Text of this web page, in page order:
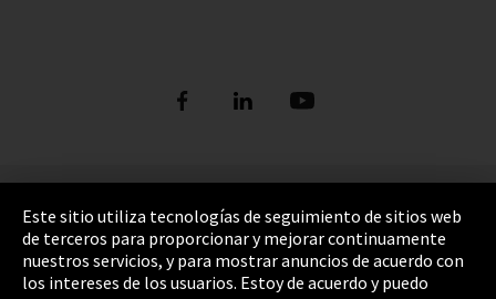
Pie de imprenta
Política de privacidad
Cookie Settings
Este sitio utiliza tecnologías de seguimiento de sitios web
de terceros para proporcionar y mejorar continuamente
nuestros servicios, y para mostrar anuncios de acuerdo con
los intereses de los usuarios. Estoy de acuerdo y puedo